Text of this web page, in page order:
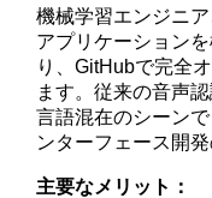
機械学習エンジニ
アプリケーション
り、GitHubで完全
ます。従来の音声
言語混在のシーン
ンターフェース開
主要なメリット：